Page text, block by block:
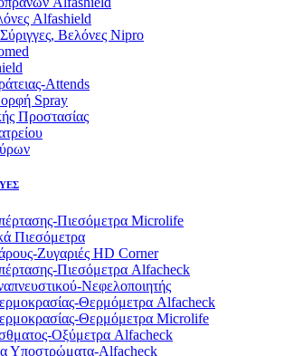
Alfashield
Βελόνες Nipro
Attends
Spray
Προστασίας
Πιεσόμετρα Microlife
Πιεσόμετρα
Ζυγαριές HD Corner
Πιεσόμετρα Alfacheck
Νεφελοποιητής
Θερμόμετρα Alfacheck
Θερμόμετρα Microlife
Οξύμετρα Alfacheck
Υποστρώματα-Alfacheck